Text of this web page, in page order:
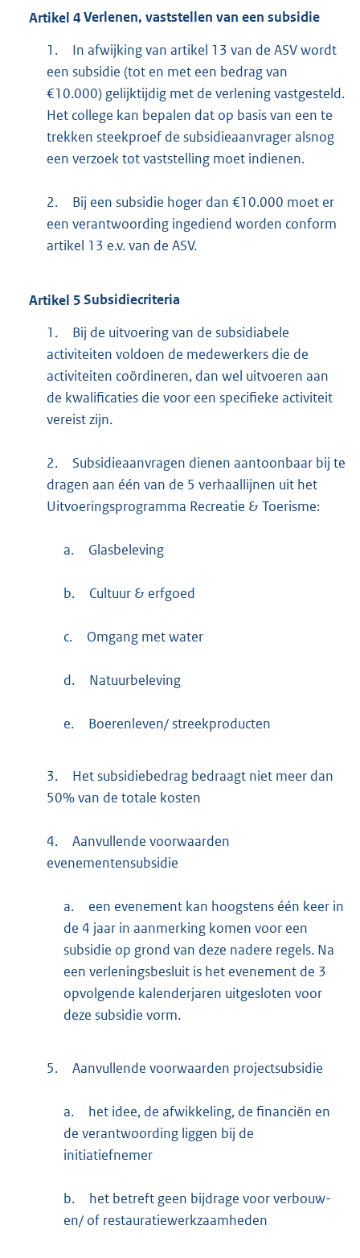
Artikel 4Verlenen, vaststellen van een subsidie
1.
In afwijking van artikel 13 van de ASV wordt
een subsidie (tot en met een bedrag van
€10.000) gelijktijdig met de verlening vastgesteld.
Het college kan bepalen dat op basis van een te
trekken steekproef de subsidieaanvrager alsnog
een verzoek tot vaststelling moet indienen.
2.
Bij een subsidie hoger dan €10.000 moet er
een verantwoording ingediend worden conform
artikel 13 e.v. van de ASV.
Artikel 5Subsidiecriteria
1.
Bij de uitvoering van de subsidiabele
activiteiten voldoen de medewerkers die de
activiteiten coördineren, dan wel uitvoeren aan
de kwalificaties die voor een specifieke activiteit
vereist zijn.
2.
Subsidieaanvragen dienen aantoonbaar bij te
dragen aan één van de 5 verhaallijnen uit het
Uitvoeringsprogramma Recreatie & Toerisme:
a. Glasbeleving
b. Cultuur & erfgoed
c. Omgang met water
d. Natuurbeleving
e. Boerenleven/ streekproducten
3.
Het subsidiebedrag bedraagt niet meer dan
50% van de totale kosten
4.
Aanvullende voorwaarden
evenementensubsidie
a.
een evenement kan hoogstens één keer in
de 4 jaar in aanmerking komen voor een
subsidie op grond van deze nadere regels. Na
een verleningsbesluit is het evenement de 3
opvolgende kalenderjaren uitgesloten voor
deze subsidie vorm.
5. Aanvullende voorwaarden projectsubsidie
a.
het idee, de afwikkeling, de financiën en
de verantwoording liggen bij de
initiatiefnemer
b.
het betreft geen bijdrage voor verbouw-
en/ of restauratiewerkzaamheden